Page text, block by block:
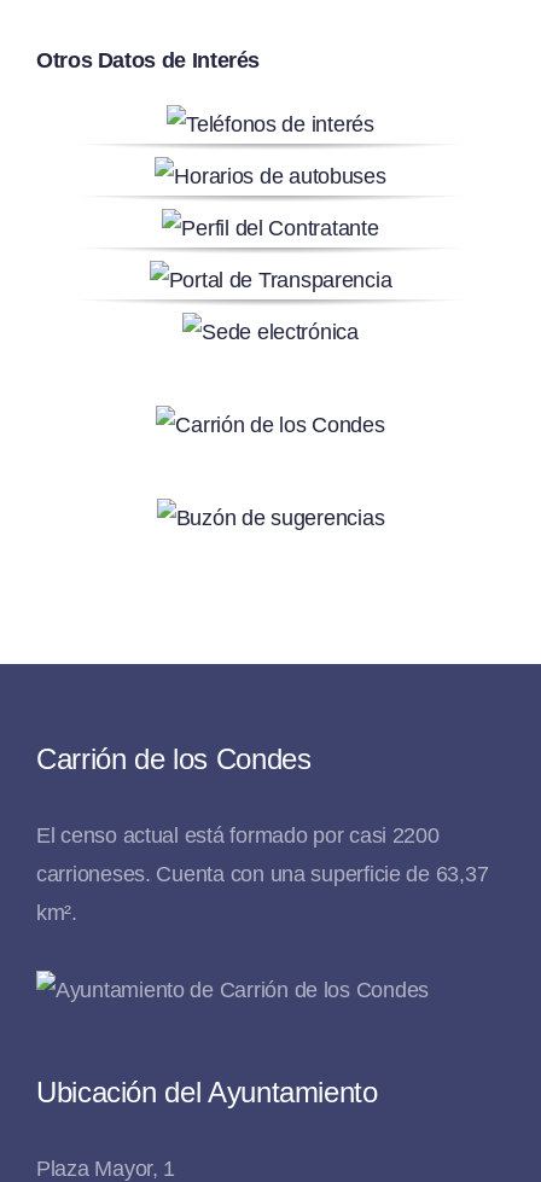
Otros Datos de Interés
Carrión de los Condes
El censo actual está formado por casi 2200
carrioneses. Cuenta con una superficie de 63,37
km².
Ubicación del Ayuntamiento
Plaza Mayor, 1